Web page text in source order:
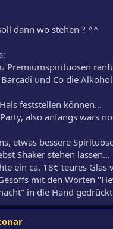
dann wo stehen ? ^^
Premiumspirituosen
und Co die
feststellen können...
also anfangs wars
etwas bessere
Shaker stehen lassen...
ein ca. 18€ teures Glas
mit den Worten
in die Hand